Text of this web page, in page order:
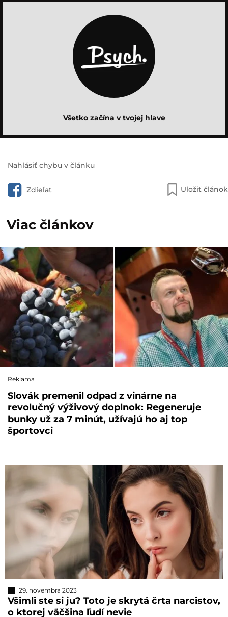
Všetko začína v tvojej hlave
Nahlásiť chybu v článku
Zdieľať Uložiť článok
Viac článkov
Reklama
Slovák premenil odpad z vinárne na
revolučný výživový doplnok: Regeneruje
bunky už za 7 minút, užívajú ho aj top
športovci
29. novembra 2023
Všimli ste si ju? Toto je skrytá črta narcistov,
o ktorej väčšina ľudí nevie